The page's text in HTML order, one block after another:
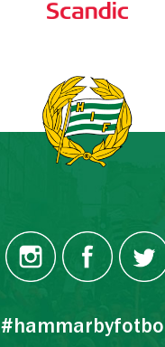
#hammarbyfotboll